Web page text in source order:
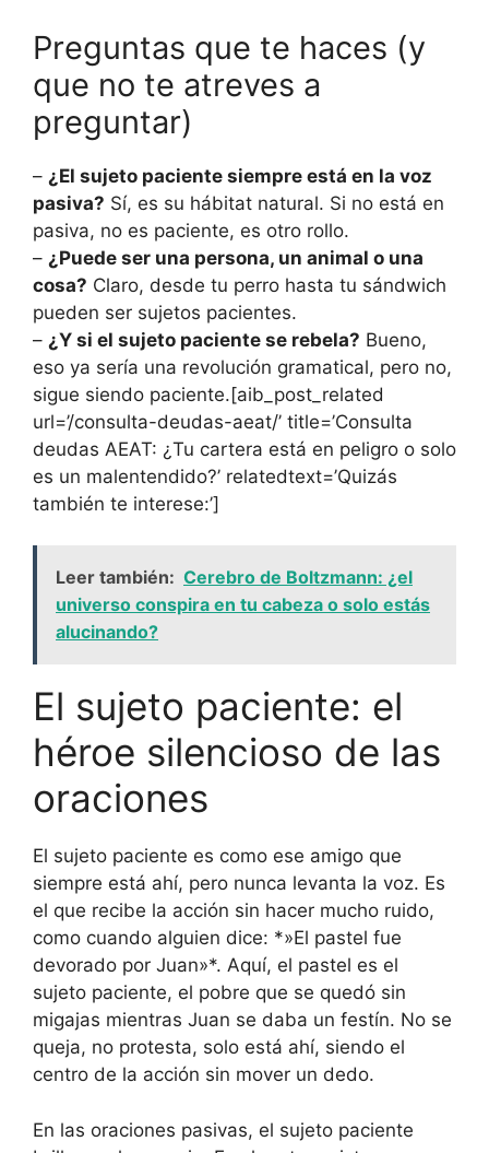
Preguntas que te haces (y
que no te atreves a
preguntar)
– ¿El sujeto paciente siempre está en la voz
pasiva? Sí, es su hábitat natural. Si no está en
pasiva, no es paciente, es otro rollo.
– ¿Puede ser una persona, un animal o una
cosa? Claro, desde tu perro hasta tu sándwich
pueden ser sujetos pacientes.
– ¿Y si el sujeto paciente se rebela? Bueno,
eso ya sería una revolución gramatical, pero no,
sigue siendo paciente.[aib_post_related
url=’/consulta-deudas-aeat/’ title=’Consulta
deudas AEAT: ¿Tu cartera está en peligro o solo
es un malentendido?’ relatedtext=’Quizás
también te interese:’]
Leer también: Cerebro de Boltzmann: ¿el
universo conspira en tu cabeza o solo estás
alucinando?
El sujeto paciente: el
héroe silencioso de las
oraciones
El sujeto paciente es como ese amigo que
siempre está ahí, pero nunca levanta la voz. Es
el que recibe la acción sin hacer mucho ruido,
como cuando alguien dice: *»El pastel fue
devorado por Juan»*. Aquí, el pastel es el
sujeto paciente, el pobre que se quedó sin
migajas mientras Juan se daba un festín. No se
queja, no protesta, solo está ahí, siendo el
centro de la acción sin mover un dedo.
En las oraciones pasivas, el sujeto paciente